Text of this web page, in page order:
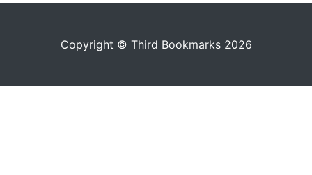
Copyright © Third Bookmarks 2026